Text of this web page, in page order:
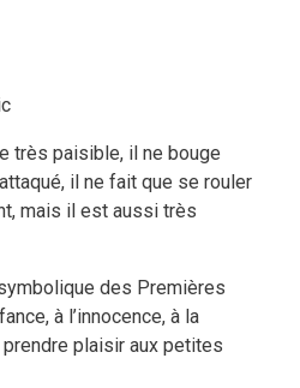
très paisible, il ne bouge
il ne fait que se rouler
mais il est aussi très
des Premières
à l’innocence, à la
plaisir aux petites